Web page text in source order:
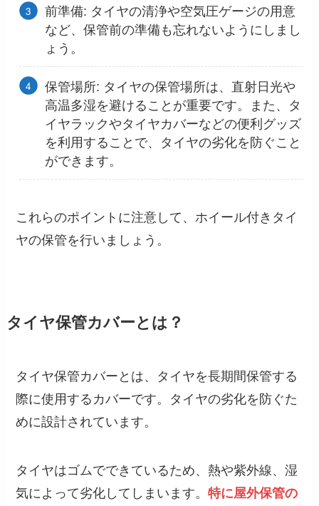
前準備: タイヤの清浄や空気圧ゲージの用意
など、保管前の準備も忘れないようにしまし
ょう。
保管場所: タイヤの保管場所は、直射日光や
高温多湿を避けることが重要です。また、タ
イヤラックやタイヤカバーなどの便利グッズ
を利用することで、タイヤの劣化を防ぐこと
ができます。
これらのポイントに注意して、ホイール付きタイ
ヤの保管を行いましょう。
タイヤ保管カバーとは？
タイヤ保管カバーとは、タイヤを長期間保管する
際に使用するカバーです。タイヤの劣化を防ぐた
めに設計されています。
タイヤはゴムでできているため、熱や紫外線、湿
気によって劣化してしまいます。特に屋外保管の